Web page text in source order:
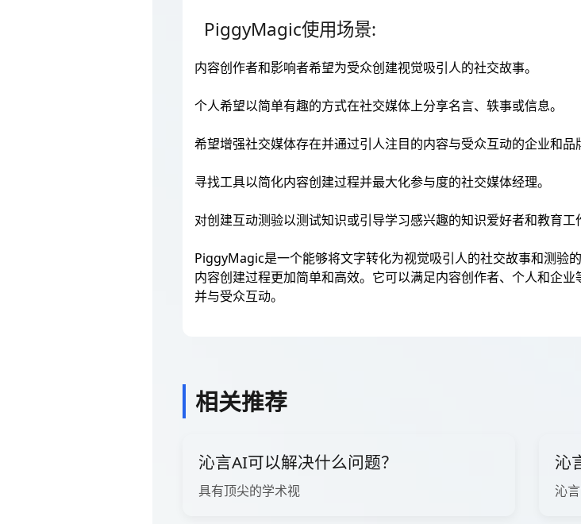
PiggyMagic使用场景:
内容创作者和影响者希望为受众创建视觉吸引人的社交故事。
个人希望以简单有趣的方式在社交媒体上分享名言、轶事或信息。
希望增强社交媒体存在并通过引人注目的内容与受众互动的企业和品
寻找工具以简化内容创建过程并最大化参与度的社交媒体经理。
对创建互动测验以测试知识或引导学习感兴趣的知识爱好者和教育工
PiggyMagic是一个能够将文字转化为视觉吸引人的社交故事和测验
内容创建过程更加简单和高效。它可以满足内容创作者、个人和企
并与受众互动。
相关推荐
沁言AI可以解决什么问题？
具有顶尖的学术视
沁
沁